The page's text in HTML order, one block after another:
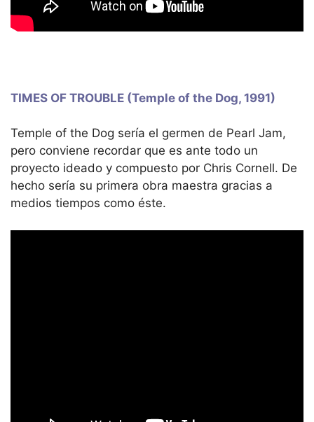
TIMES OF TROUBLE (Temple of the Dog, 1991)
Temple of the Dog sería el germen de Pearl Jam,
pero conviene recordar que es ante todo un
proyecto ideado y compuesto por Chris Cornell. De
hecho sería su primera obra maestra gracias a
medios tiempos como éste.